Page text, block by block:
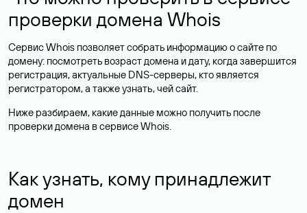
проверки домена Whois
Сервис Whois позволяет собрать информацию о сайте по
домену: посмотреть возраст домена и дату, когда завершится
регистрация, актуальные DNS-серверы, кто является
регистратором, а также узнать, чей сайт.
Ниже разбираем, какие данные можно получить после
проверки домена в сервисе Whois.
Как узнать, кому принадлежит
домен